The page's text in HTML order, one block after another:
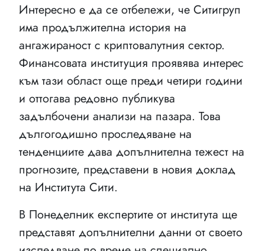
Интересно е да се отбележи, че Ситигруп
има продължителна история на
ангажираност с криптовалутния сектор.
Финансовата институция проявява интерес
към тази област още преди четири години
и оттогава редовно публикува
задълбочени анализи на пазара. Това
дългогодишно проследяване на
тенденциите дава допълнителна тежест на
прогнозите, представени в новия доклад
на Института Сити.
В Понеделник експертите от института ще
представят допълнителни данни от своето